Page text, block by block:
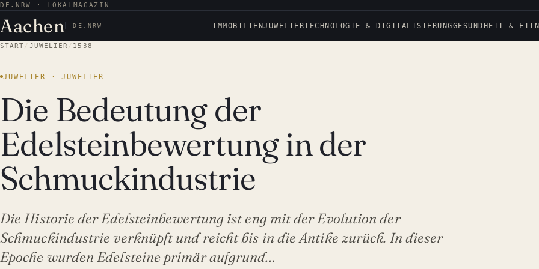
DE.NRW · LOKALMAGAZIN
Aachen DE.NRW IMMOBILIENJUWELIERTECHNOLOGIE & DIGITALISIERUNGGESUNDHEIT &
START/ JUWELIER/ 1538
JUWELIER · JUWELIER
Die Bedeutung der
Edelsteinbewertung in der
Schmuckindustrie
Die Historie der Edelsteinbewertung ist eng mit der Evolution der
Schmuckindustrie verknüpft und reicht bis in die Antike zurück. In dieser
Epoche wurden Edelsteine primär aufgrund…